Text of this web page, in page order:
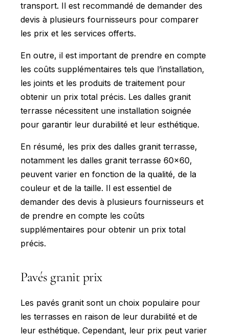
transport. Il est recommandé de demander des
devis à plusieurs fournisseurs pour comparer
les prix et les services offerts.
En outre, il est important de prendre en compte
les coûts supplémentaires tels que l’installation,
les joints et les produits de traitement pour
obtenir un prix total précis. Les dalles granit
terrasse nécessitent une installation soignée
pour garantir leur durabilité et leur esthétique.
En résumé, les prix des dalles granit terrasse,
notamment les dalles granit terrasse 60x60,
peuvent varier en fonction de la qualité, de la
couleur et de la taille. Il est essentiel de
demander des devis à plusieurs fournisseurs et
de prendre en compte les coûts
supplémentaires pour obtenir un prix total
précis.
Pavés granit prix
Les pavés granit sont un choix populaire pour
les terrasses en raison de leur durabilité et de
leur esthétique. Cependant, leur prix peut varier